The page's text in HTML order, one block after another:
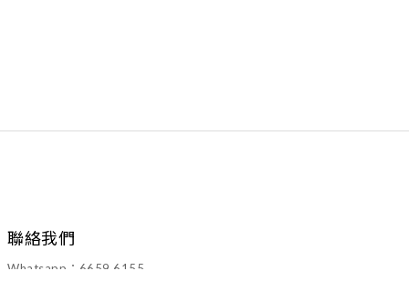
聯絡我們
Whatsapp：6659 6155